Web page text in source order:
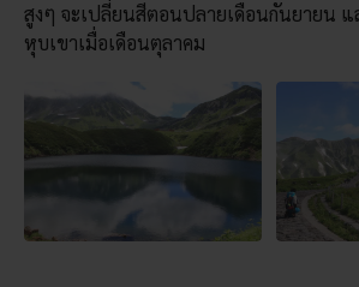
สูงๆ จะเปลี่ยนสีตอนปลายเดือนกันยายน แ
หุบเขาเมื่อเดือนตุลาคม